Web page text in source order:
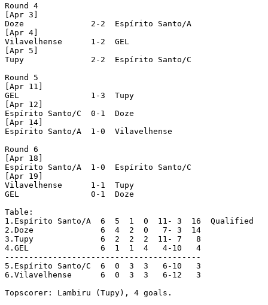
Round 4
[Apr 3]
Doze		  2-2  Espírito Santo/A
[Apr 4]
Vilavelhense	  1-2  GEL
[Apr 5]
Tupy		  2-2  Espírito Santo/C
Round 5
[Apr 11]
GEL		  1-3  Tupy
[Apr 12]
Espírito Santo/C  0-1  Doze
[Apr 14]
Espírito Santo/A  1-0  Vilavelhense
Round 6
[Apr 18]
Espírito Santo/A  1-0  Espírito Santo/C
[Apr 19]
Vilavelhense	  1-1  Tupy
GEL		  0-1  Doze
Table:
1.Espírito Santo/A  6  5  1  0  11- 3  16  Qualified
2.Doze		    6  4  2  0   7- 3  14
3.Tupy		    6  2  2  2  11- 7   8
4.GEL		    6  1  1  4   4-10   4
-----------------------------------------
5.Espírito Santo/C  6  0  3  3   6-10   3
6.Vilavelhense	    6  0  3  3   6-12   3
Topscorer: Lambiru (Tupy), 4 goals.